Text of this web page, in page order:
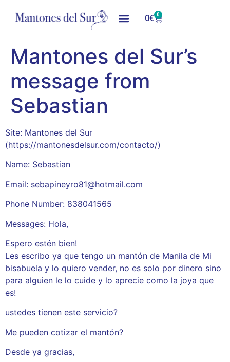
0€ 0
Mantones del Sur’s
message from
Sebastian
Site: Mantones del Sur
(https://mantonesdelsur.com/contacto/)
Name: Sebastian
Email: sebapineyro81@hotmail.com
Phone Number: 838041565
Messages: Hola,
Espero estén bien!
Les escribo ya que tengo un mantón de Manila de Mi
bisabuela y lo quiero vender, no es solo por dinero sino
para alguien le lo cuide y lo aprecie como la joya que
es!
ustedes tienen este servicio?
Me pueden cotizar el mantón?
Desde ya gracias,